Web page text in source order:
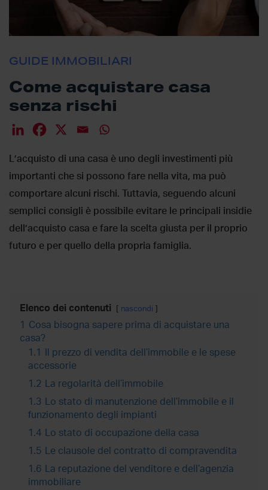
GUIDE IMMOBILIARI
Come acquistare casa
senza rischi
L’acquisto di una casa è uno degli investimenti più
importanti che si possono fare nella vita, ma può
comportare alcuni rischi. Tuttavia, seguendo alcuni
semplici consigli è possibile evitare le principali insidie
dell’acquisto casa e fare la scelta giusta per il proprio
futuro e per quello della propria famiglia.
Elenco dei contenuti nascondi
1
Cosa bisogna sapere prima di acquistare una
casa?
1.1
Il prezzo di vendita dell’immobile e le spese
accessorie
1.2
La regolarità dell’immobile
1.3
Lo stato di manutenzione dell’immobile e il
funzionamento degli impianti
1.4
Lo stato di occupazione della casa
1.5
Le clausole del contratto di compravendita
1.6
La reputazione del venditore e dell’agenzia
immobiliare